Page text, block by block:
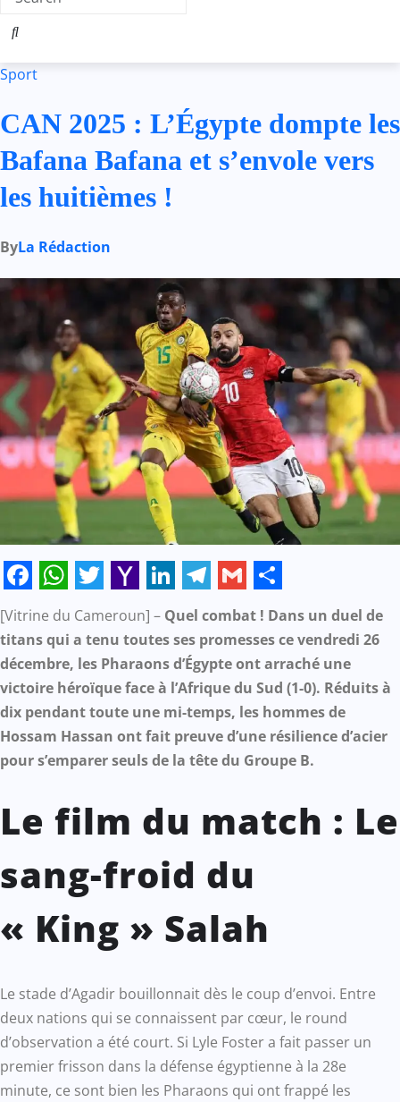
Sport
CAN 2025 : L’Égypte dompte les
Bafana Bafana et s’envole vers
les huitièmes !
ByLa Rédaction
Facebook
WhatsApp
Twitter
Yahoo
Mail
LinkedIn
Telegram
Gmail
Share
[Vitrine du Cameroun] – Quel combat ! Dans un duel de
titans qui a tenu toutes ses promesses ce vendredi 26
décembre, les Pharaons d’Égypte ont arraché une
victoire héroïque face à l’Afrique du Sud (1-0). Réduits à
dix pendant toute une mi-temps, les hommes de
Hossam Hassan ont fait preuve d’une résilience d’acier
pour s’emparer seuls de la tête du Groupe B.
Le film du match : Le
sang-froid du
« King » Salah
Le stade d’Agadir bouillonnait dès le coup d’envoi. Entre
deux nations qui se connaissent par cœur, le round
d’observation a été court. Si Lyle Foster a fait passer un
premier frisson dans la défense égyptienne à la 28e
minute, ce sont bien les Pharaons qui ont frappé les